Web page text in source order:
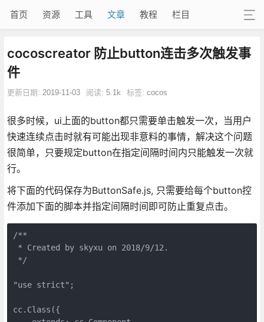
首页 资源 工具 文章 教程 栏目
cocoscreator 防止button连击多次触发事
件
更新日期: 2019-11-03 阅读: 5.1k 标签: cocos
很多时候，ui上面的button都只需要单击触发一次，当用户
快速连续点击时就有可能出现非意料的事情，解决这个问题
很简单，只要规定button在指定间隔时间内只能触发一次就
行。
将下面的代码保存为ButtonSafe.js, 只需要给每个button控
件添加下面的脚本并指定间隔时间即可防止重复点击。
/**
* Created by skyxu on 2018/9/12.
*/
"use strict";
cc.Class({